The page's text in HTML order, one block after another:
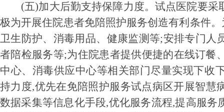
(五)加大后勤支持保障力度。 试点医院要采
极为开展住院患者免陪照护服务创造有利条件
卫生防护、消毒用品、健康监测等;安排专门人
者陪检服务等;为住院患者提供便捷的在线订餐
中心、消毒供应中心等相关部门尽量实现下收
持力度,优先在免陪照护服务试点病区开展智慧
数据采集等信息化手段,优化服务流程,提高服务